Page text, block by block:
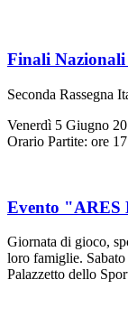
Finali
Seconda Rassegna
Venerdì 5 Giugno
Orario Partite: ore
Evento "ARES
Giornata di gioco,
loro famiglie.
Palazzetto dello